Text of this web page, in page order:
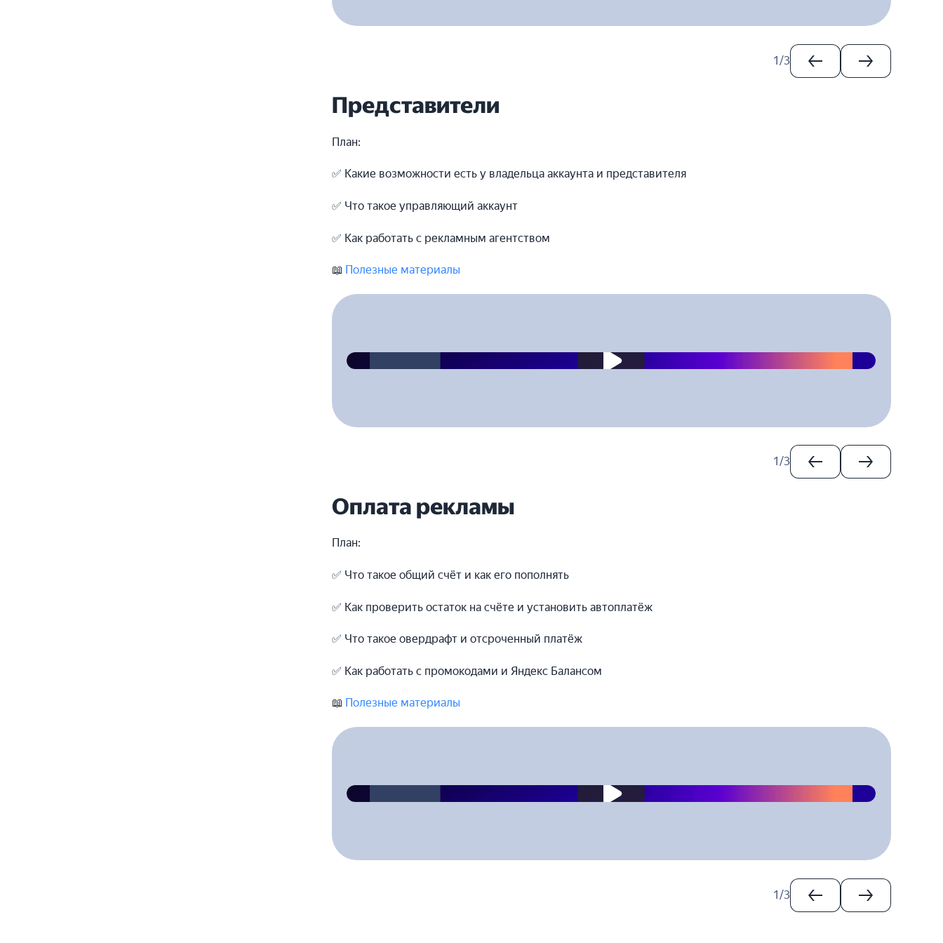
1/3
Представители
План:
✅ Какие возможности есть у владельца аккаунта и представителя
✅ Что такое управляющий аккаунт
✅ Как работать с рекламным агентством
📖 Полезные материалы
2023-04-28T00:00:00.000Z
1 /3
Оплата рекламы
План:
✅ Что такое общий счёт и как его пополнять
✅ Как проверить остаток на счёте и установить автоплатёж
✅ Что такое овердрафт и отсроченный платёж
✅ Как работать с промокодами и Яндекс Балансом
📖 Полезные материалы
2023-04-28T00:00:00.000Z
1/3